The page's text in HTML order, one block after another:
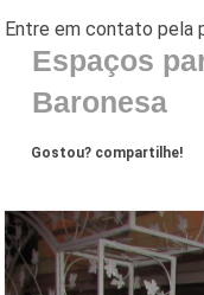
Espaços
Baronesa
Gostou? compartilhe!